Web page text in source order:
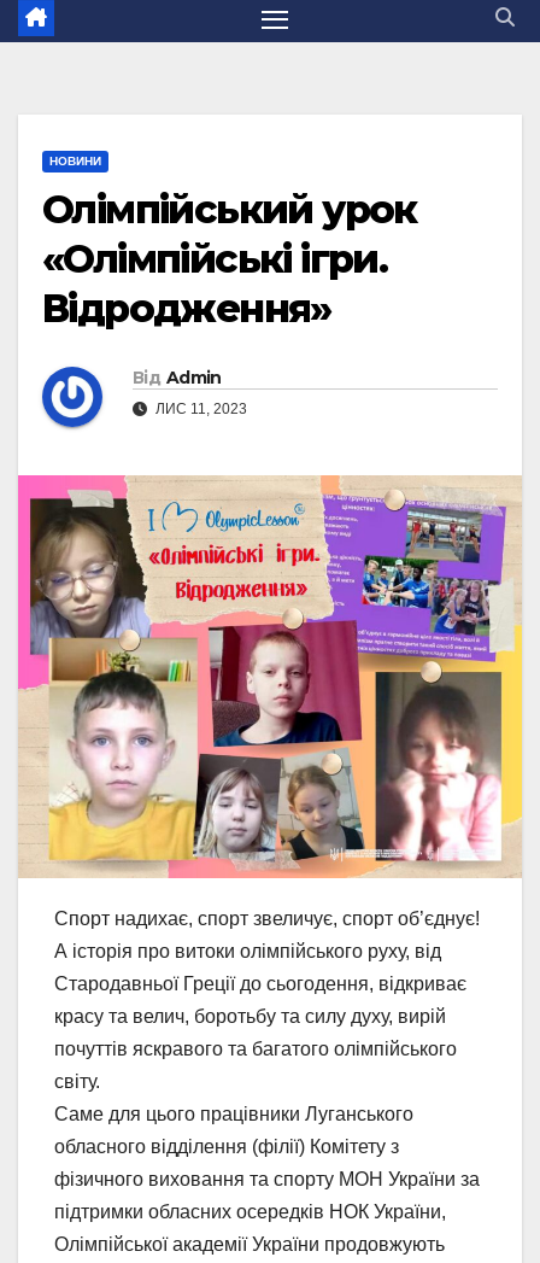
НОВИНИ
Олімпійський урок
«Олімпійські ігри.
Відродження»
Від Admin
ЛИС 11, 2023
Спорт надихає, спорт звеличує, спорт об’єднує!
А історія про витоки олімпійського руху, від
Стародавньої Греції до сьогодення, відкриває
красу та велич, боротьбу та силу духу, вирій
почуттів яскравого та багатого олімпійського
світу.
Саме для цього працівники Луганського
обласного відділення (філії) Комітету з
фізичного виховання та спорту МОН України за
підтримки обласних осередків НОК України,
Олімпійської академії України продовжують